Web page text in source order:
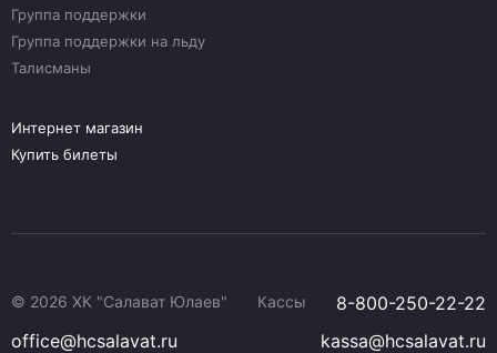
Группа поддержки
Группа поддержки на льду
Талисманы
Интернет магазин
Купить билеты
© 2026 ХК "Салават Юлаев" Кассы
8-800-250-22-22
office@hcsalavat.ru
kassa@hcsalavat.ru